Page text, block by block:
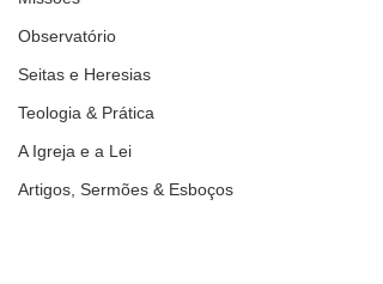
Observatório
Seitas e Heresias
Teologia & Prática
A Igreja e a Lei
Artigos, Sermões & Esboços